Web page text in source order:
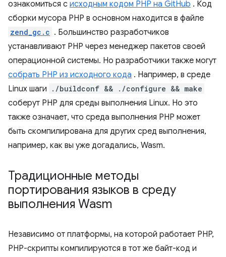
ознакомиться с исходным кодом PHP на GitHub . Код
сборки мусора PHP в основном находится в файле
zend_gc.c . Большинство разработчиков
устанавливают PHP через менеджер пакетов своей
операционной системы. Но разработчики также могут
собрать PHP из исходного кода . Например, в среде
Linux шаги
./buildconf && ./configure && make
соберут PHP для среды выполнения Linux. Но это
также означает, что среда выполнения PHP может
быть скомпилирована для других сред выполнения,
например, как вы уже догадались, Wasm.
Традиционные методы
портирования языков в среду
выполнения Wasm
Независимо от платформы, на которой работает PHP,
PHP-скрипты компилируются в тот же байт-код и